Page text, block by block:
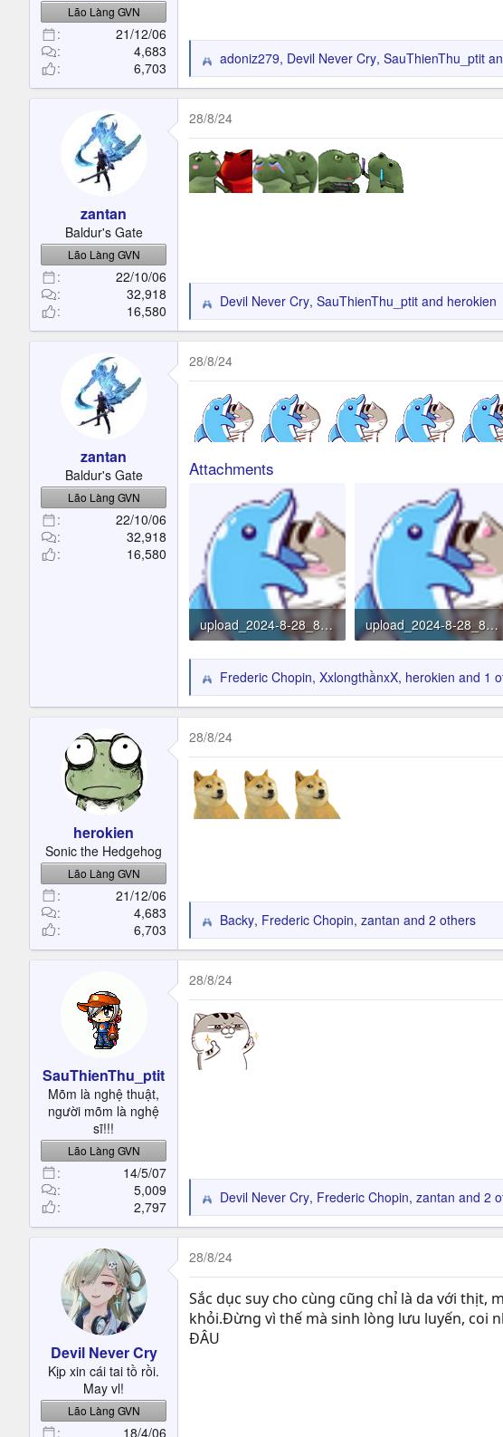
Lão Làng GVN
21/12/06
4,683
6,703
R
e
a
c
t
i
o
n
adoniz279, Devil Never Cry, SauThienThu_ptit
zantan
Baldur's Gate
Lão Làng GVN
22/10/06
32,918
16,580
28/8/24
R
e
a
c
t
o
n
s
:
Devil Never Cry, SauThienThu_ptit and herokien
zantan
Baldur's Gate
Lão Làng GVN
22/10/06
32,918
16,580
28/8/24
Attachments
upload_2024-8-28_8-14-41.png
12.2 KB · Đọc: 36
upload_2024-8-28_8-14-43.png
12.2 KB · Đọc: 36
R
e
a
c
t
i
o
n
s
Frederic Chopin, XxlongthầnxX, herokien and 1
herokien
Sonic the Hedgehog
Lão Làng GVN
21/12/06
4,683
6,703
28/8/24
R
e
a
c
t
i
o
n
s
Backy, Frederic Chopin, zantan and 2 others
SauThienThu_ptit
Mõm là nghệ thuật,
người mõm là nghệ
sĩ!!!
Lão Làng GVN
14/5/07
5,009
2,797
28/8/24
R
e
a
c
t
i
o
n
s
Devil Never Cry, Frederic Chopin, zantan and 2
Devil Never Cry
Kịp xin cái tai tồ rồi.
May vl!
Lão Làng GVN
18/4/06
28/8/24
Sắc dục suy cho cùng cũng chỉ là da với thịt,
khỏi.Đừng vì thế mà sinh lòng lưu luyến, coi
ĐÂU